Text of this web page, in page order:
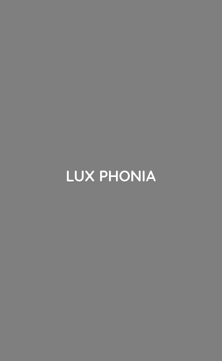
LUX PHONIA